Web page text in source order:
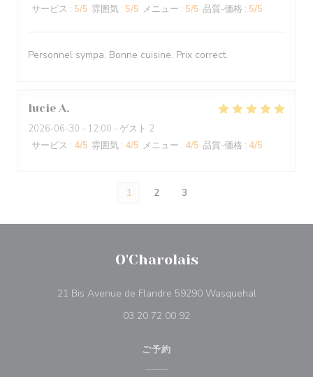
サービス : 5/5 雰囲気 : 5/5 メニュー : 5/5 品質-価格 : 5/5
Personnel sympa. Bonne cuisine. Prix correct.
lucie A
2026-06-30 - 12:00 - ゲスト 2
サービス : 4/5 雰囲気 : 4/5 メニュー : 4/5 品質-価格 : 4/5
1 2 3
O'Charolais
21 Bis Avenue de Flandre 59290 Wasquehal((新しいウ
03 20 72 00 92
ご予約